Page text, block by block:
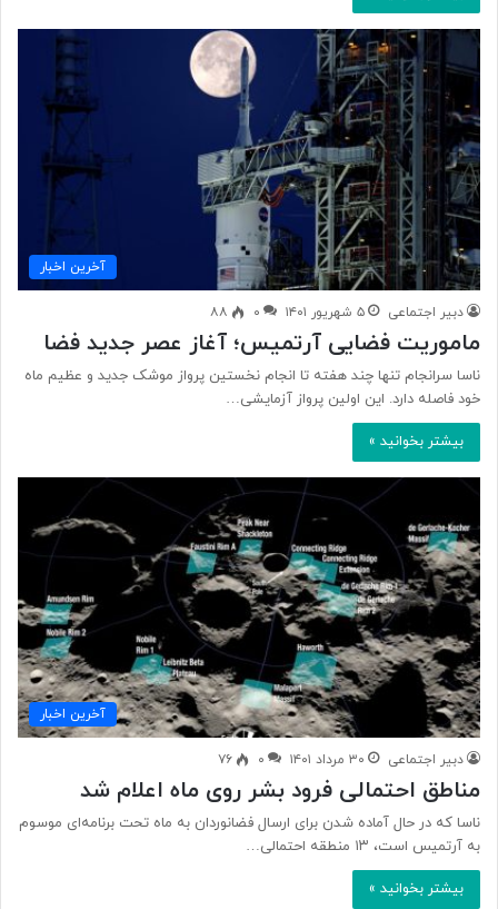
آخرین اخبار
دبیر اجتماعی ۵ شهریور ۱۴۰۱ ۰ ۸۸
ماموریت فضایی آرتمیس؛ آغاز عصر جدید فضا
ناسا سرانجام تنها چند هفته تا انجام نخستین پرواز موشک جدید و عظیم ماه
خود فاصله دارد. این اولین پرواز آزمایشی…
بیشتر بخوانید »
آخرین اخبار
دبیر اجتماعی ۳۰ مرداد ۱۴۰۱ ۰ ۷۶
مناطق احتمالی فرود بشر روی ماه اعلام شد
ناسا که در حال آماده شدن برای ارسال فضانوردان به ماه تحت برنامه‌ای موسوم
به آرتمیس است، ۱۳ منطقه احتمالی…
بیشتر بخوانید »